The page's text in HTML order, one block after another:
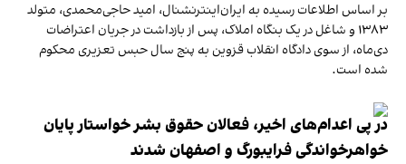
بر اساس اطلاعات رسیده به ایران‌اینترنشنال، امید حاجی‌محمدی، متولد
۱۳۸۳ و شاغل در یک بنگاه املاک، پس از بازداشت در جریان اعتراضات
دی‌ماه، از سوی دادگاه انقلاب قزوین به پنج سال حبس تعزیری محکوم
شده است.
در پی اعدام‌های اخیر، فعالان حقوق بشر خواستار پایان
خواهرخواندگی فرایبورگ و اصفهان شدند